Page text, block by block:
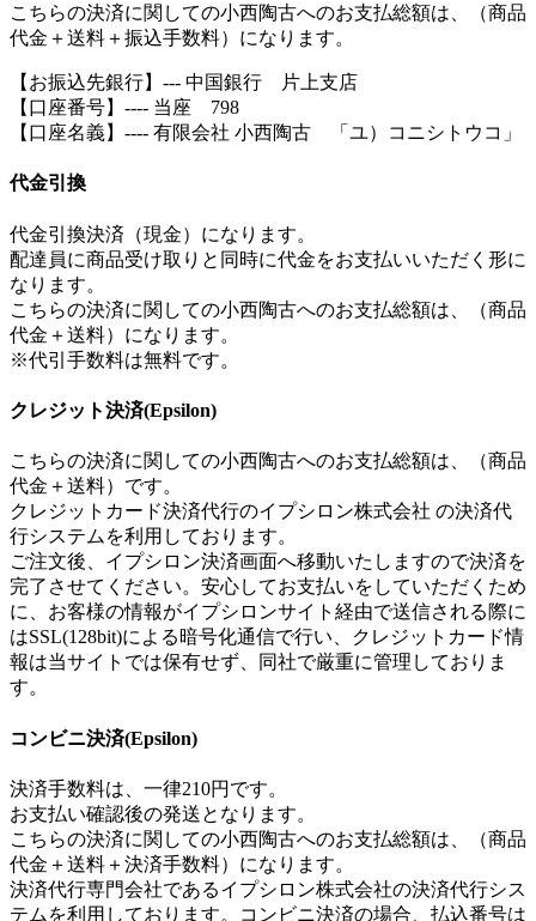
こちらの決済に関しての小西陶古へのお支払総額は、（商品
代金＋送料＋振込手数料）になります。
【お振込先銀行】--- 中国銀行 片上支店
【口座番号】---- 当座 798
【口座名義】---- 有限会社 小西陶古 「ユ）コニシトウコ」
代金引換
代金引換決済（現金）になります。
配達員に商品受け取りと同時に代金をお支払いいただく形に
なります。
こちらの決済に関しての小西陶古へのお支払総額は、（商品
代金＋送料）になります。
※代引手数料は無料です。
クレジット決済(Epsilon)
こちらの決済に関しての小西陶古へのお支払総額は、（商品
代金＋送料）です。
クレジットカード決済代行のイプシロン株式会社 の決済代
行システムを利用しております。
ご注文後、イプシロン決済画面へ移動いたしますので決済を
完了させてください。安心してお支払いをしていただくため
に、お客様の情報がイプシロンサイト経由で送信される際に
はSSL(128bit)による暗号化通信で行い、クレジットカード情
報は当サイトでは保有せず、同社で厳重に管理しておりま
す。
コンビニ決済(Epsilon)
決済手数料は、一律210円です。
お支払い確認後の発送となります。
こちらの決済に関しての小西陶古へのお支払総額は、（商品
代金＋送料＋決済手数料）になります。
決済代行専門会社であるイプシロン株式会社の決済代行シス
テムを利用しております。コンビニ決済の場合、払込番号は